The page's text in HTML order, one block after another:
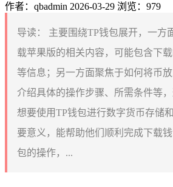
作者：qbadmin 2026-03-29 浏览：979
导读：
主要围绕TP钱包展开，一方
载苹果版的相关内容，可能包含下
等信息；另一方面聚焦于如何将币
介绍具体的操作步骤、所需条件等
想要使用TP钱包进行数字货币存储
要意义，能帮助他们顺利完成下载
包的操作，...